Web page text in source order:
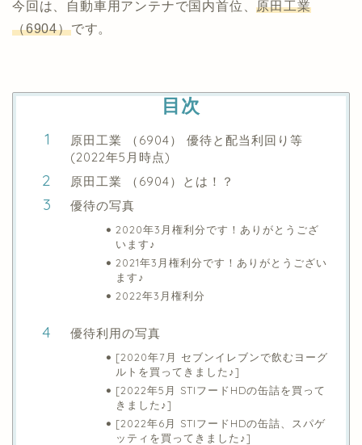
今回は、自動車用アンテナで国内首位、原田工業
（6904）です。
目次
原田工業 （6904） 優待と配当利回り等
(2022年5月時点)
原田工業 （6904）とは！？
優待の写真
2020年3月権利分です！ありがとうござ
います♪
2021年3月権利分です！ありがとうござい
ます♪
2022年3月権利分
優待利用の写真
[2020年7月 セブンイレブンで飲むヨーグ
ルトを買ってきました♪]
[2022年5月 STIフードHDの缶詰を買って
きました♪]
[2022年6月 STIフードHDの缶詰、スパゲ
ッティを買ってきました♪]